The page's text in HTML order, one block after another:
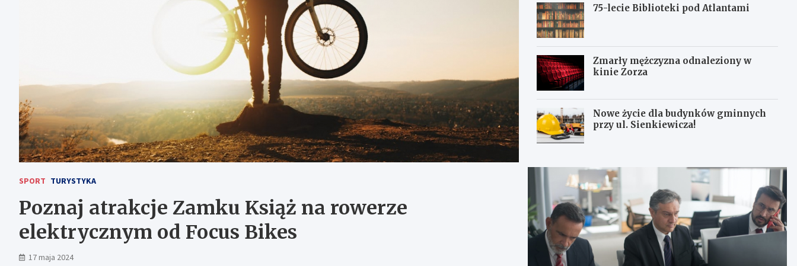
SPORT TURYSTYKA
Poznaj atrakcje Zamku Książ na rowerze
elektrycznym od Focus Bikes
17 maja 2024
75-lecie Biblioteki pod Atlantami
Zmarły mężczyzna odnaleziony w
kinie Zorza
Nowe życie dla budynków gminnych
przy ul. Sienkiewicza!